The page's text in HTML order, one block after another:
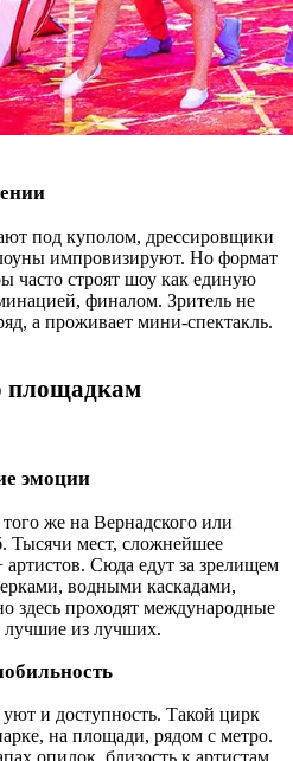
под куполом, дрессировщики
импровизируют. Но формат
часто строят шоу как единую
финалом. Зритель не
а проживает мини-спектакль.
площадкам
эмоции
же на Вернадского или
Тысячи мест, сложнейшее
Сюда едут за зрелищем
водными каскадами,
здесь проходят международные
лучшие из лучших.
и доступность. Такой цирк
на площади, рядом с метро.